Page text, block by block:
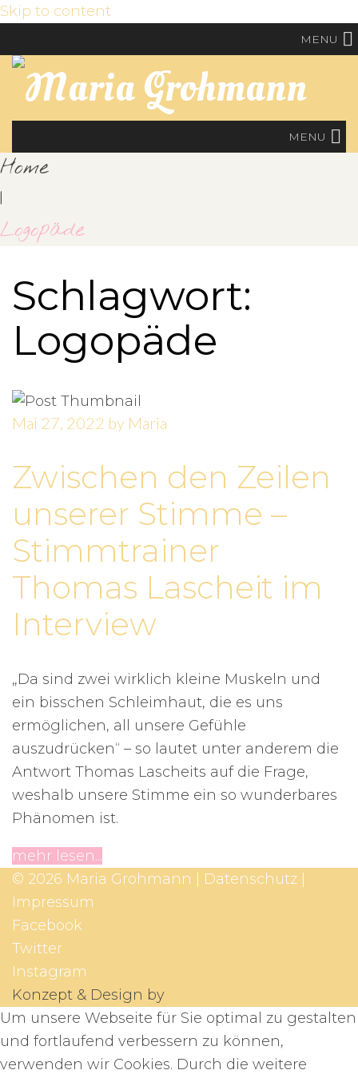
Skip to content
MENU
MENU
Home
|
Logopäde
Schlagwort:
Logopäde
Mai 27, 2022 by Maria
Zwischen den Zeilen
unserer Stimme –
Stimmtrainer
Thomas Lascheit im
Interview
„Da sind zwei wirklich kleine Muskeln und
ein bisschen Schleimhaut, die es uns
ermöglichen, all unsere Gefühle
auszudrücken“ – so lautet unter anderem die
Antwort Thomas Lascheits auf die Frage,
weshalb unsere Stimme ein so wunderbares
Phänomen ist.
mehr lesen...
© 2026 Maria Grohmann | Datenschutz
Impressum
Facebook
Twitter
Instagram
Konzept & Design by
Um unsere Webseite für Sie optimal zu gestalten
und fortlaufend verbessern zu können,
verwenden wir Cookies. Durch die weitere